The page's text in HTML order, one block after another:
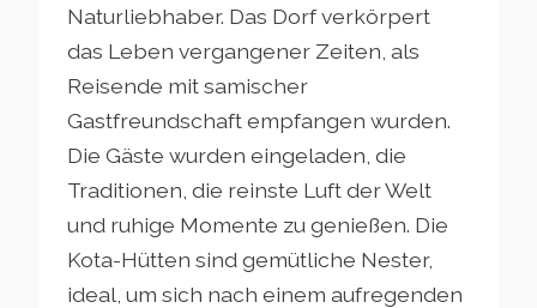
Naturliebhaber. Das Dorf verkörpert
das Leben vergangener Zeiten, als
Reisende mit samischer
Gastfreundschaft empfangen wurden.
Die Gäste wurden eingeladen, die
Traditionen, die reinste Luft der Welt
und ruhige Momente zu genießen. Die
Kota-Hütten sind gemütliche Nester,
ideal, um sich nach einem aufregenden